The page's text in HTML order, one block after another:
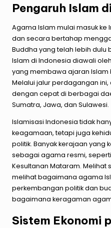
Pengaruh Islam
Agama Islam mulai masuk ke
dan secara bertahap
Buddha yang telah lebih dulu
Islam di Indonesia diawali
yang membawa ajaran Islam
Melalui jalur perdagangan
dengan cepat di berbagai
Sumatra, Jawa, dan Sulawesi.
Islamisasi Indonesia tidak
keagamaan, tetapi juga
politik. Banyak kerajaan yang
sebagai agama resmi,
Kesultanan Mataram. Melihat
melihat bagaimana agama
perkembangan politik dan
bagaimana keragaman
Sistem Ekonomi